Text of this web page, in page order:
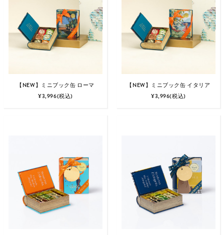
【NEW】ミニブック缶 ローマ
¥3,996(税込)
【NEW】ミニブック缶 イタリア
¥3,996(税込)